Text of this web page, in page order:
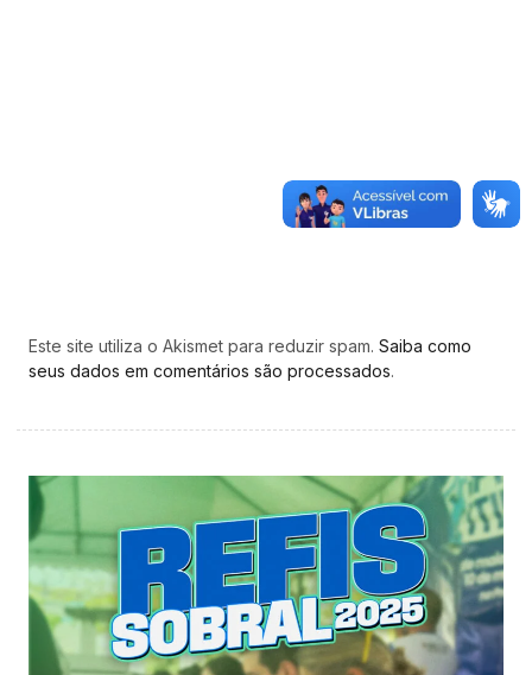
Este site utiliza o Akismet para reduzir spam. Saiba como
seus dados em comentários são processados.